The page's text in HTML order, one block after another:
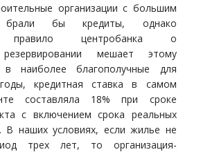
организации с большим
брали бы кредиты, однако
правило центробанка о
резервировании мешает этому
наиболее благополучные для
годы, кредитная ставка в самом
составляла 18% при сроке
с включением срока реальных
наших условиях, если жилье не
трех лет, то организация-